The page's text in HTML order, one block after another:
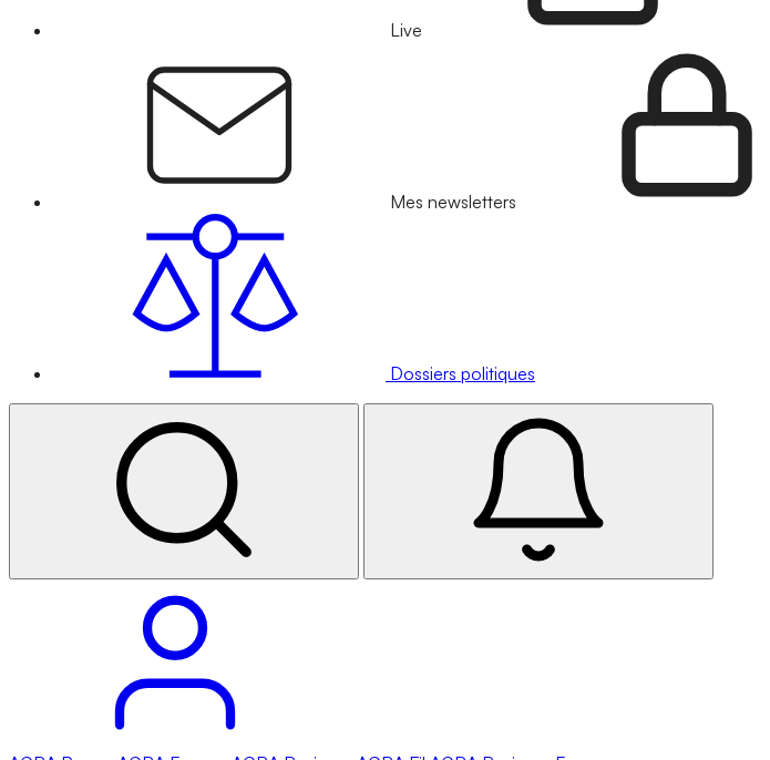
Live
Mes newsletters
Dossiers politiques